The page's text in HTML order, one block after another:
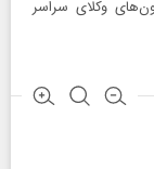
وکلای سراسر